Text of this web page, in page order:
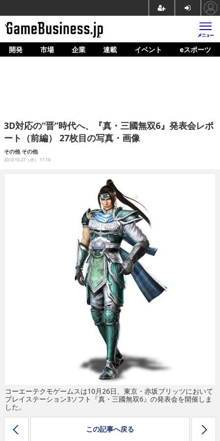
ホーム
企業動向
人材育成
開発 市場 企業 連載 イベント eスポーツ
3D対応の“晋”時代へ、『真・三國無双6』発表会レポ
ート（前編） 27枚目の写真・画像
その他 その他
2010.10.27（水） 11:16
コーエーテクモゲームスは10月26日、東京・赤坂ブリッツにおいて
プレイステーション3ソフト『真・三國無双6』の発表会を開催しま
した。
この記事へ戻る